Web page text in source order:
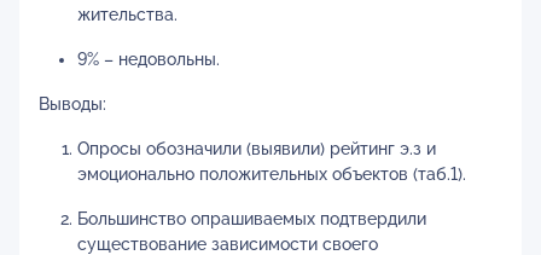
жительства.
9% – недовольны.
Выводы:
Опросы обозначили (выявили) рейтинг э.з и
эмоционально положительных объектов (таб.1).
Большинство опрашиваемых подтвердили
существование зависимости своего